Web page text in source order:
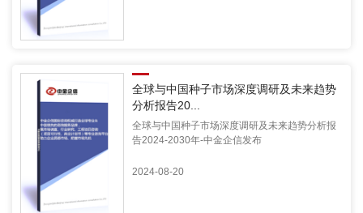
全球与中国种子市场深度调研及未来趋势
分析报告20...
全球与中国种子市场深度调研及未来趋势分析报
告2024-2030年-中金企信发布
2024-08-20